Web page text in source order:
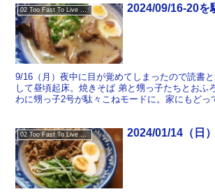
02 Too Fast To Live Too Young To Die 2024/09/16-20を
9/16（月）夜中に目が覚めてしまったので読書
して昼頃起床。焼きそば 弟と甥っ子たちとおふ
わに甥っ子2号が駄々こねモードに。家にもどっ
02 Too Fast To Live Too Young To Die 2024/01/14（日